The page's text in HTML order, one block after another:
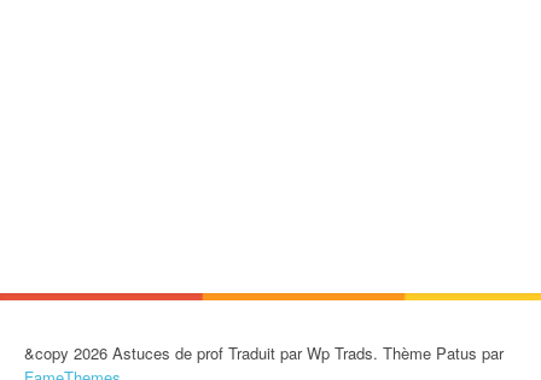
&copy 2026 Astuces de prof Traduit par Wp Trads. Thème Patus par